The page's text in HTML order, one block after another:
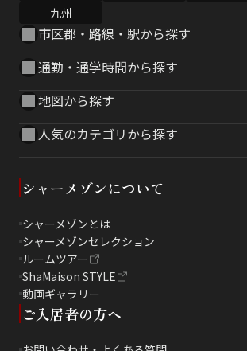
九州
市区郡・路線・駅から探す
通勤・通学時間から探す
地図から探す
人気のカテゴリから探す
シャーメゾンについて
シャーメゾンとは
シャーメゾンセレクション
ルームツアー
ShaMaison STYLE
動画ギャラリー
ご入居者の方へ